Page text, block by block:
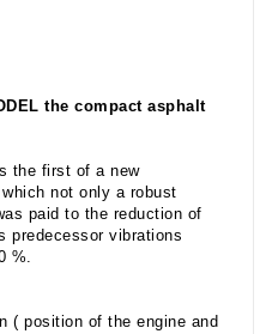
the compact asphalt
the first of a new
not only a robust
paid to the reduction of
predecessor vibrations
%.
( position of the engine and